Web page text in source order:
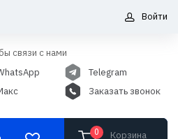
Войти
связи с нами
Telegram
Заказать звонок
0
Корзина